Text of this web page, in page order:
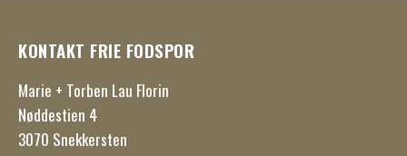
KONTAKT FRIE FODSPOR
Marie + Torben Lau Florin
Nøddestien 4
3070 Snekkersten